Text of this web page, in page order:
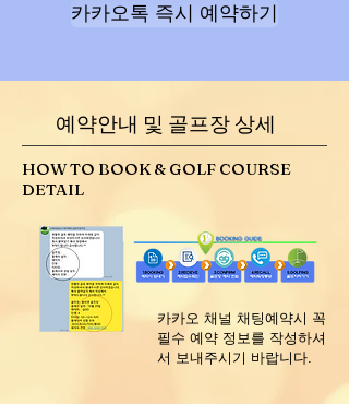
카카오톡 즉시 예약하기
예약안내 및 골프장 상세
HOW TO BOOK & GOLF COURSE
DETAIL
​카카오 채널 채팅예약시 꼭
필수 예약 정보를 작성하셔
서 보내주시기 바랍니다.